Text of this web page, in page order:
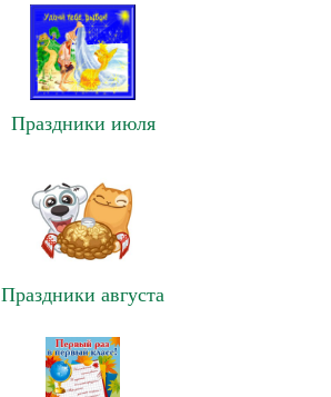
Праздники июля
Праздники августа